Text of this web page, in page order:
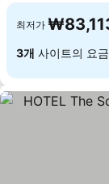
최저가
3개 사이트의 요